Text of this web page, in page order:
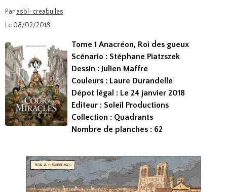
Par asbl-creabulles
Le 08/02/2018
Tome 1 Anacréon, Roi des gueux
Scénario : Stéphane Piatzszek
Dessin : Julien Maffre
Couleurs : Laure Durandelle
Dépot légal : Le 24 janvier 2018
Editeur : Soleil Productions
Collection : Quadrants
Nombre de planches : 62